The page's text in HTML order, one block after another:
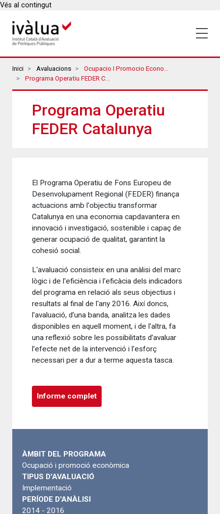
Vés al contingut
Breadcrumbs
Inici Avaluacions
Ocupacio I Promocio Economica
Programa Operatiu FEDER Catalunya
Programa Operatiu
FEDER Catalunya
El Programa Operatiu de Fons Europeu de
Desenvolupament Regional (FEDER) finança
actuacions amb l'objectiu transformar
Catalunya en una economia capdavantera en
innovació i investigació, sostenible i capaç de
generar ocupació de qualitat, garantint la
cohesió social.
L'avaluació consisteix en una anàlisi del marc
lògic i de l'eficiència i l'eficàcia dels indicadors
del programa en relació als seus objectius i
resultats al final de l'any 2016. Així doncs,
l'avaluació, d’una banda, analitza les dades
disponibles en aquell moment, i de l’altra, fa
una reflexió sobre les possibilitats d’avaluar
l’efecte net de la intervenció i l’esforç
necessari per a dur a terme aquesta tasca.
Informe complet
ÀMBIT DEL PROGRAMA
Ocupació i promoció econòmica
TIPUS D'AVALUACIÓ
Implementació
PERÍODE D'ANÀLISI
2014 - 2016